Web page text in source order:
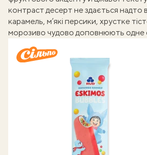
контраст десерт не здається надто
карамель, м’які персики, хрустке
морозиво чудово доповнюють одне